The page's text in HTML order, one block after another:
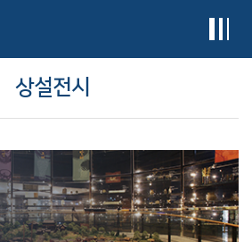
상설전시